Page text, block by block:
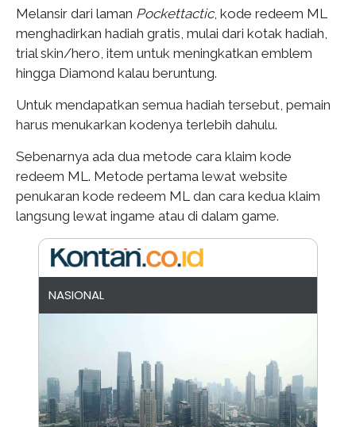
Melansir dari laman Pockettactic, kode redeem ML
menghadirkan hadiah gratis, mulai dari kotak hadiah,
trial skin/hero, item untuk meningkatkan emblem
hingga Diamond kalau beruntung.
Untuk mendapatkan semua hadiah tersebut, pemain
harus menukarkan kodenya terlebih dahulu.
Sebenarnya ada dua metode cara klaim kode
redeem ML. Metode pertama lewat website
penukaran kode redeem ML dan cara kedua klaim
langsung lewat ingame atau di dalam game.
NASIONAL